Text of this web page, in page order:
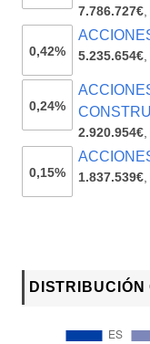
7.786.727€,
0,42% 5.235.654€,
0,24%
2.920.954€,
0,15% 1.837.539€,